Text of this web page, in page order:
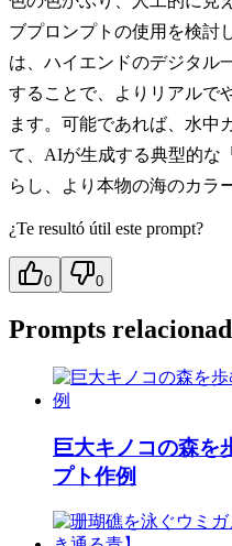
ブプロンプトの使用を検討
は、ハイエンドのデジタル
することで、よりリアルで
ます。可能であれば、水中
て、AIが生成する典型的な
らし、より本物の海のカラ
¿Te resultó útil este prompt?
0 0
Prompts
巨大キノコの森を
プト作例